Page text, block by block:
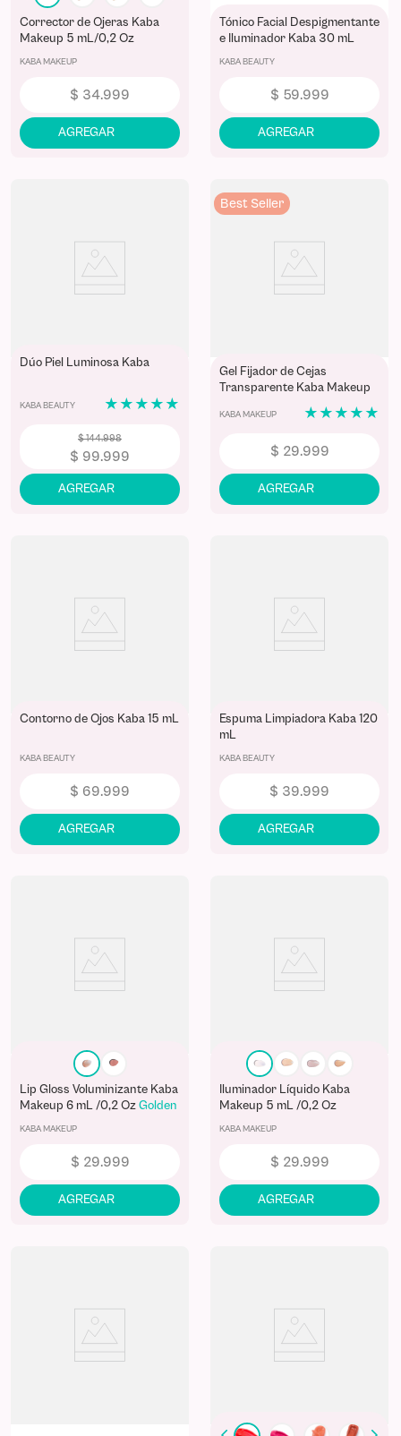
Corrector de Ojeras Kaba
Makeup 5 mL/0,2 Oz
KABA MAKEUP
$ 34.999
Tónico Facial Despigmentante
e Iluminador Kaba 30 mL
KABA BEAUTY
$ 59.999
Dúo Piel Luminosa Kaba
KABA BEAUTY ★ ★ ★ ★ ★
$144.998
$ 99.999
Best Seller
Gel Fijador de Cejas
Transparente Kaba Makeup
KABA MAKEUP ★ ★ ★ ★ ★
$ 29.999
Contorno de Ojos Kaba 15 mL
KABA BEAUTY
$ 69.999
Espuma Limpiadora Kaba 120
mL
KABA BEAUTY
$ 39.999
Lip Gloss Voluminizante Kaba
Makeup 6 mL /0,2 Oz Golden
KABA MAKEUP
$ 29.999
Iluminador Líquido Kaba
Makeup 5 mL /0,2 Oz
KABA MAKEUP
$ 29.999